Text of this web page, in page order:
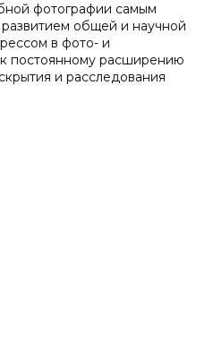
фотографии самым
общей и научной
в фото- и
постоянному расширению
и расследования